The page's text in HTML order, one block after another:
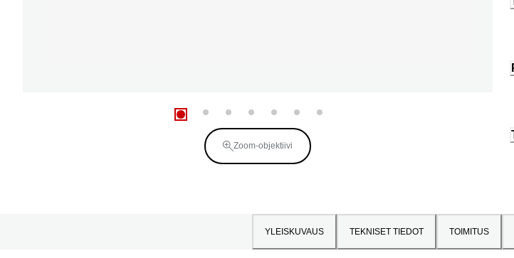
Zoom-objektiivi
YLEISKUVAUS TEKNISET TIEDOT TOIMITUS